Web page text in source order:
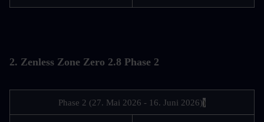
2. Zenless Zone Zero 2.8 Phase 2
Phase 2 (27. Mai 2026 - 16. Juni 2026))